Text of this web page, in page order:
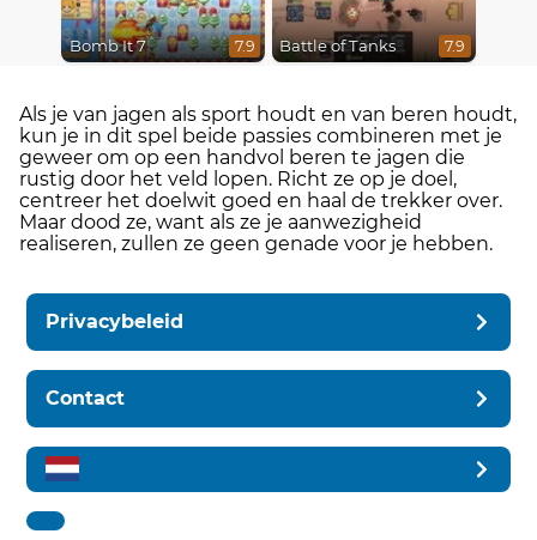
Bomb It 7 7.9 Battle of Tanks 7.9
Als je van jagen als sport houdt en van beren houdt,
kun je in dit spel beide passies combineren met je
geweer om op een handvol beren te jagen die
rustig door het veld lopen. Richt ze op je doel,
centreer het doelwit goed en haal de trekker over.
Maar dood ze, want als ze je aanwezigheid
realiseren, zullen ze geen genade voor je hebben.
Privacybeleid
Contact